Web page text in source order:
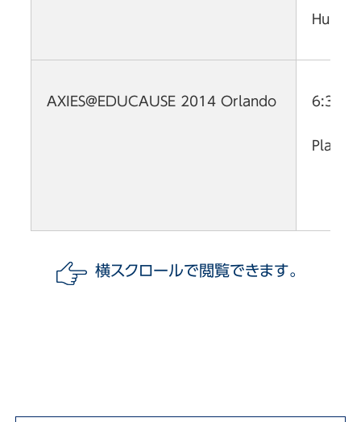
AXIES@EDUCAUSE 2014 Orlando 6:30
Plaza
横スクロールで閲覧できます。